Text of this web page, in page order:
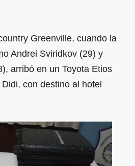
Greenville, cuando la
Andrei Sviridkov (29) y
arribó en un Toyota Etios
con destino al hotel